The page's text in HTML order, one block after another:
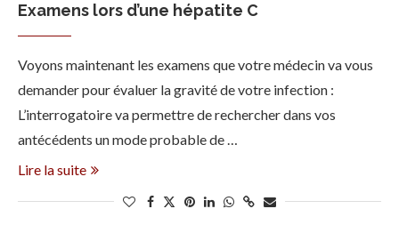
Examens lors d’une hépatite C
Voyons maintenant les examens que votre médecin va vous
demander pour évaluer la gravité de votre infection :
L’interrogatoire va permettre de rechercher dans vos
antécédents un mode probable de …
Lire la suite